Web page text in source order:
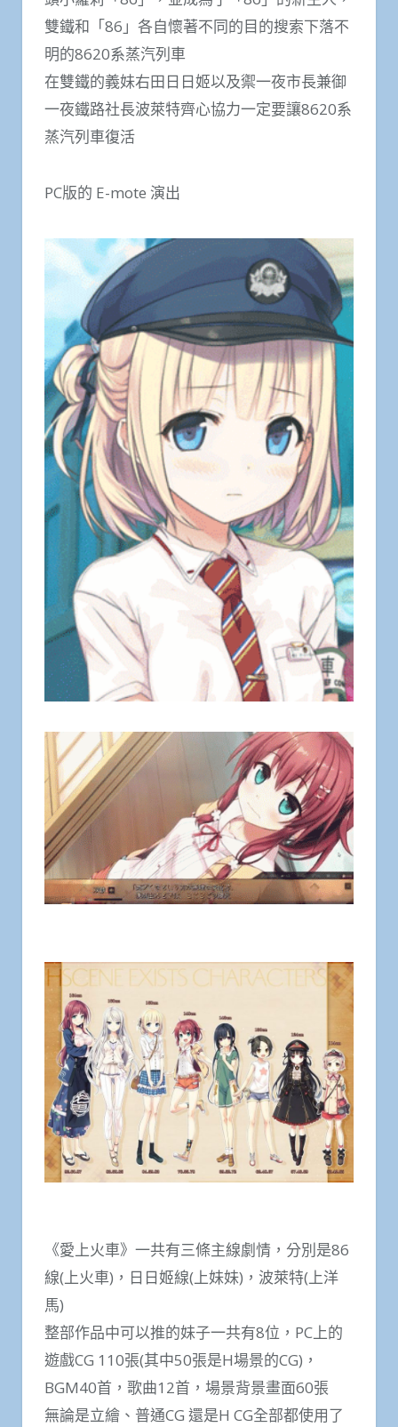
雙鐵和「86」各自懷著不同的目的搜索下落不
明的8620系蒸汽列車
在雙鐵的義妹右田日日姬以及禦一夜市長兼御
一夜鐵路社長波萊特齊心協力一定要讓8620系
蒸汽列車復活
PC版的 E-mote 演出
《愛上火車》一共有三條主線劇情，分別是86
線(上火車)，日日姬線(上妹妹)，波萊特(上洋
馬)
整部作品中可以推的妹子一共有8位，PC上的
遊戲CG 110張(其中50張是H場景的CG)，
BGM40首，歌曲12首，場景背景畫面60張
無論是立繪、普通CG 還是H CG全部都使用了